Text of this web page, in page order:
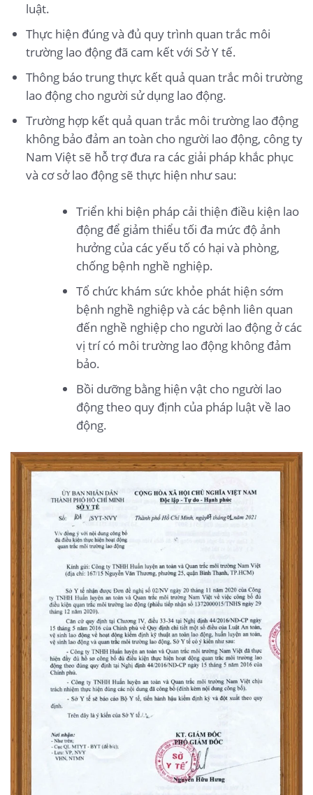
luật.
Thực hiện đúng và đủ quy trình quan trắc môi
trường lao động đã cam kết với Sở Y tế.
Thông báo trung thực kết quả quan trắc môi trường
lao động cho người sử dụng lao động.
Trường hợp kết quả quan trắc môi trường lao động
không bảo đảm an toàn cho người lao động, công ty
Nam Việt sẽ hỗ trợ đưa ra các giải pháp khắc phục
và cơ sở lao động sẽ thực hiện như sau:
Triển khi biện pháp cải thiện điều kiện lao
động để giảm thiểu tối đa mức độ ảnh
hưởng của các yếu tố có hại và phòng,
chống bệnh nghề nghiệp.
Tổ chức khám sức khỏe phát hiện sớm
bệnh nghề nghiệp và các bệnh liên quan
đến nghề nghiệp cho người lao động ở các
vị trí có môi trường lao động không đảm
bảo.
Bồi dưỡng bằng hiện vật cho người lao
động theo quy định của pháp luật về lao
động.